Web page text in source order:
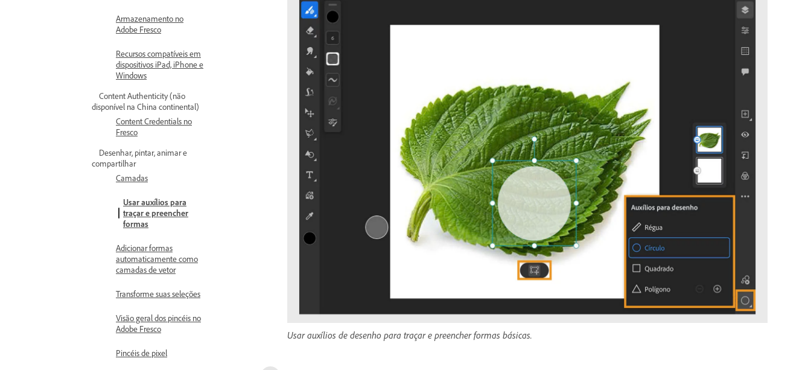
Armazenamento no
Adobe Fresco
Recursos compatíveis em
dispositivos iPad, iPhone e
Windows
Content Authenticity (não
disponível na China continental)
Content Credentials no
Fresco
Desenhar, pintar, animar e
compartilhar
Camadas
Usar auxílios para
traçar e preencher
formas
Adicionar formas
automaticamente como
camadas de vetor
Transforme suas seleções
Visão geral dos pincéis no
Adobe Fresco
Pincéis de pixel
Usar auxílios de desenho para traçar e preencher formas básicas.